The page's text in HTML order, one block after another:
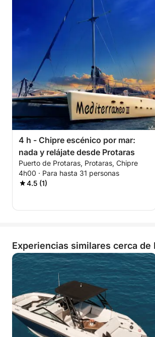
4 h - Chipre escénico por mar:
nada y relájate desde Protaras
Puerto de Protaras, Protaras, Chipre
4h00 · Para hasta 31 personas
4.5 (1)
Experiencias similares cerca de